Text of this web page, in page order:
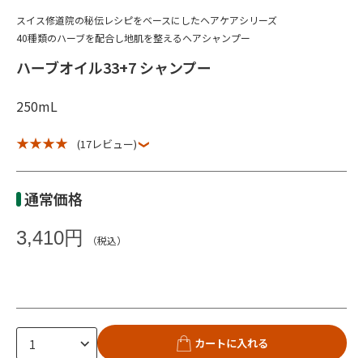
スイス修道院の秘伝レシピをベースにしたヘアケアシリーズ
40種類のハーブを配合し地肌を整えるヘアシャンプー
ハーブオイル33+7 シャンプー
250mL
★ ★ ★ ★
(17レビュー)
通常価格
3,410円 （税込）
カートに入れる